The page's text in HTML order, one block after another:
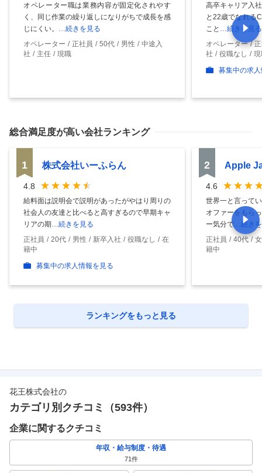
オペレーター職は業務内容が固定化されやす
く、同じ作業の繰り返しになりがちで成長を感
じにくい。 …続きを見る
オペレーター
正社員 50代 男性
中途入
社
主任 現職
高卒キャリア入
と22歳でなれる
こと …続きを見る
オペレーター
社
役職なし
募集中の求
総合満足度が高い会社ランキング
1 株式会社いーふらん
4.8
給料面は説明会で説明があったがやはり周りの
社会人の友達と比べると高すぎるので早期キャ
リアの期 …続きを見る
正社員
20代 男性 新卒入社 役職なし
在
籍中
募集中の求人情報を見る
2 Apple
4.6
世界一と言って
オファーをもら
ー気分で …続き
正社員
40代
籍中
ランキングをもっと見る
花王株式会社の
カテゴリ別クチコミ（593件）
企業に関するクチコミ
年収・給与制度・待遇
71件